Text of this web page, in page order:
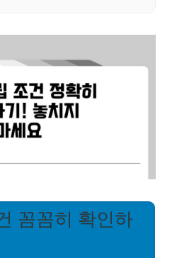
꼼꼼히 확인하